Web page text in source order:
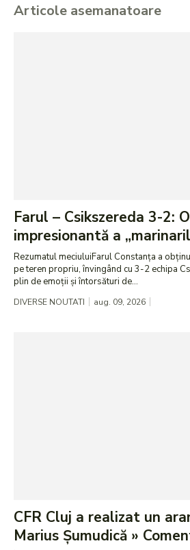
Articole asemanatoare
Farul – Csikszereda 3-2:
impresionantă a
Rezumatul meciuluiFarul Constanța a
pe teren propriu, învingând cu 3-2 echipa
plin de emoții și întorsături de...
DIVERSE NOUTATI aug. 09, 2026
CFR Cluj a realizat un
Marius Șumudică »